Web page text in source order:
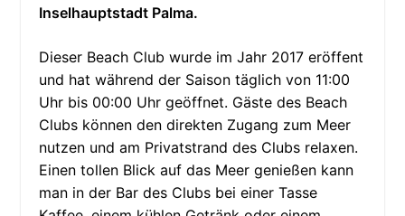
Inselhauptstadt Palma.
Dieser Beach Club wurde im Jahr 2017 eröffent
und hat während der Saison täglich von 11:00
Uhr bis 00:00 Uhr geöffnet. Gäste des Beach
Clubs können den direkten Zugang zum Meer
nutzen und am Privatstrand des Clubs relaxen.
Einen tollen Blick auf das Meer genießen kann
man in der Bar des Clubs bei einer Tasse